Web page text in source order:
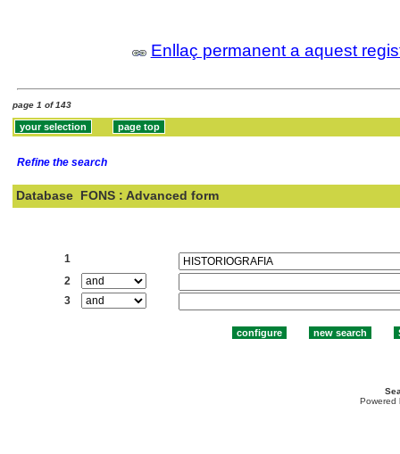
Enllaç permanent a aquest
page 1 of 143
Refine the search
Database FONS : Advanced form
1
2
3